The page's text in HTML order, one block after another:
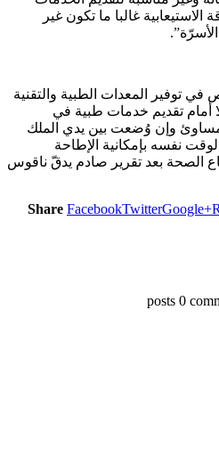
الاستيعابية غالبا ما تكون غير
توفير المعدات الطبية والتقنية
أمام تقديم خدمات طبية في
وإن وُضعت بين يدي الملك
نفسه بإمكانية الإطاحة
بعد تقرير صادم يدقّ ناقوس
Share FacebookTwitterGoogle+
0